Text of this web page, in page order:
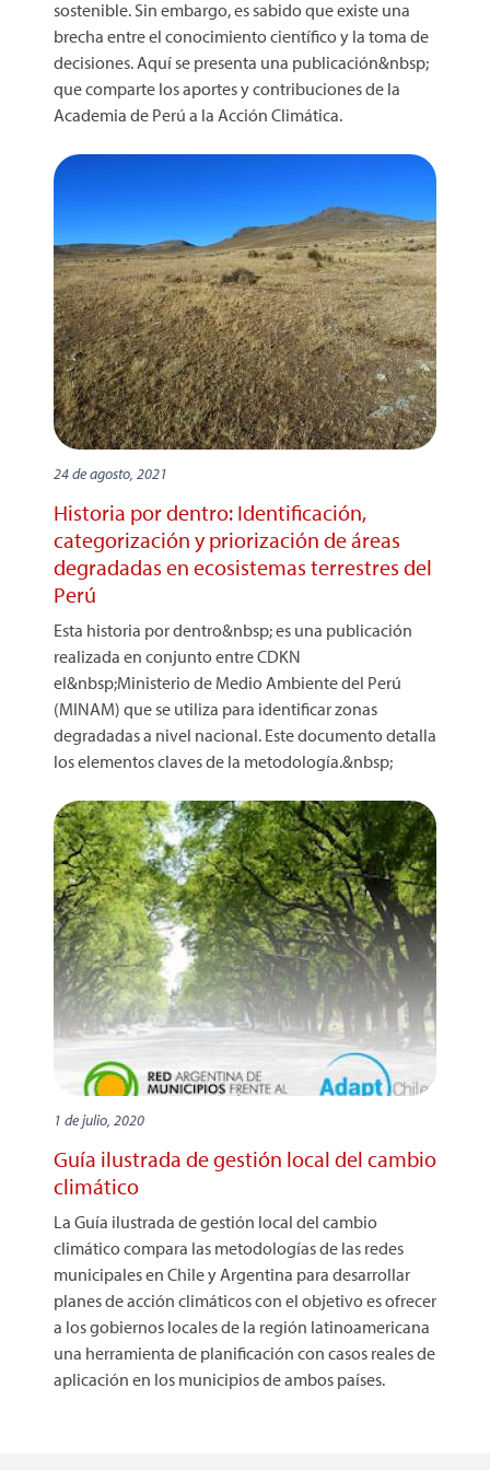
sostenible. Sin embargo, es sabido que existe una
brecha entre el conocimiento científico y la toma de
decisiones. Aquí se presenta una publicación&nbsp;
que comparte los aportes y contribuciones de la
Academia de Perú a la Acción Climática.
24 de agosto, 2021
Historia por dentro: Identificación,
categorización y priorización de áreas
degradadas en ecosistemas terrestres del
Perú
Esta historia por dentro&nbsp; es una publicación
realizada en conjunto entre CDKN
el&nbsp;Ministerio de Medio Ambiente del Perú
(MINAM) que se utiliza para identificar zonas
degradadas a nivel nacional. Este documento detalla
los elementos claves de la metodología.&nbsp;
1 de julio, 2020
Guía ilustrada de gestión local del cambio
climático
La Guía ilustrada de gestión local del cambio
climático compara las metodologías de las redes
municipales en Chile y Argentina para desarrollar
planes de acción climáticos con el objetivo es ofrecer
a los gobiernos locales de la región latinoamericana
una herramienta de planificación con casos reales de
aplicación en los municipios de ambos países.